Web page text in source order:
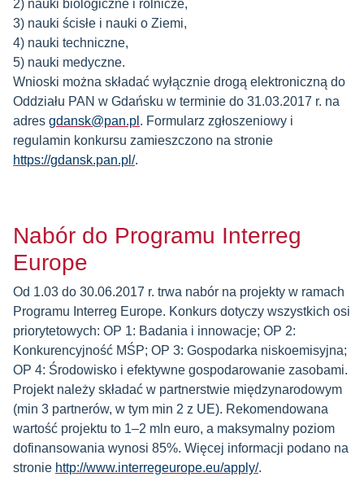
2) nauki biologiczne i rolnicze,
3) nauki ścisłe i nauki o Ziemi,
4) nauki techniczne,
5) nauki medyczne.
Wnioski można składać wyłącznie drogą elektroniczną do
Oddziału PAN w Gdańsku w terminie do 31.03.2017 r. na
adres gdansk@pan.pl . Formularz zgłoszeniowy i
regulamin konkursu zamieszczono na stronie
https://gdansk.pan.pl/.
Nabór do Programu Interreg
Europe
Od 1.03 do 30.06.2017 r. trwa nabór na projekty w ramach
Programu Interreg Europe. Konkurs dotyczy wszystkich osi
priorytetowych: OP 1: Badania i innowacje; OP 2:
Konkurencyjność MŚP; OP 3: Gospodarka niskoemisyjna;
OP 4: Środowisko i efektywne gospodarowanie zasobami.
Projekt należy składać w partnerstwie międzynarodowym
(min 3 partnerów, w tym min 2 z UE). Rekomendowana
wartość projektu to 1–2 mln euro, a maksymalny poziom
dofinansowania wynosi 85%. Więcej informacji podano na
stronie http://www.interregeurope.eu/apply/.